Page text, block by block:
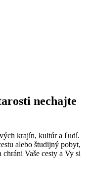
nechajte
krajín, kultúr a ľudí.
alebo študijný pobyt,
Vaše cesty a Vy si